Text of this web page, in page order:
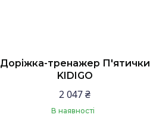
Доріжка-тренажер П'ятички
KIDIGO
2 047 ₴
В наявності